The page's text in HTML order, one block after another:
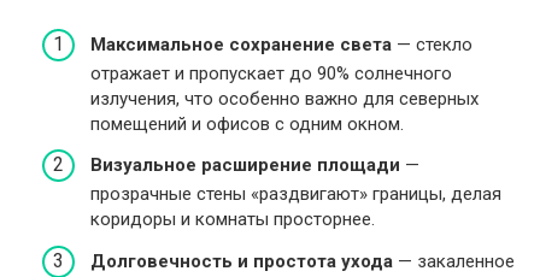
Максимальное сохранение света — стекло
отражает и пропускает до 90% солнечного
излучения, что особенно важно для северных
помещений и офисов с одним окном.
Визуальное расширение площади —
прозрачные стены «раздвигают» границы, делая
коридоры и комнаты просторнее.
Долговечность и простота ухода — закаленное